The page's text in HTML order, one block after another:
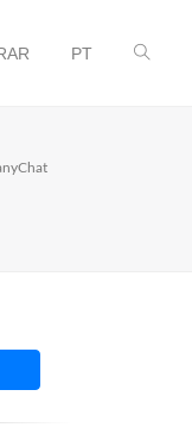
PT